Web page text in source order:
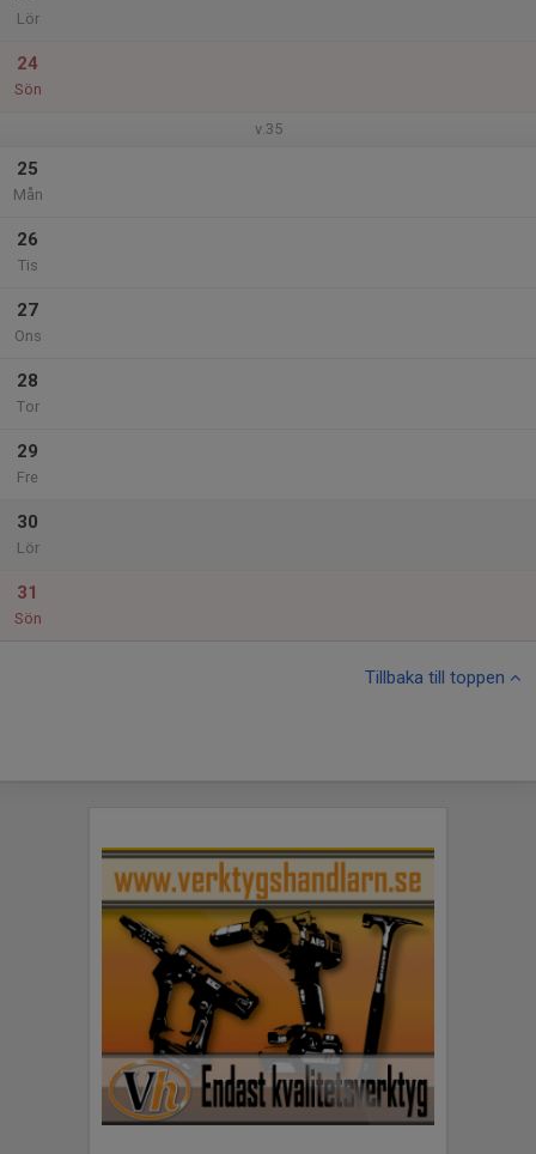
Lör
24
Sön
v.35
25
Mån
26
Tis
27
Ons
28
Tor
29
Fre
30
Lör
31
Sön
Tillbaka till toppen